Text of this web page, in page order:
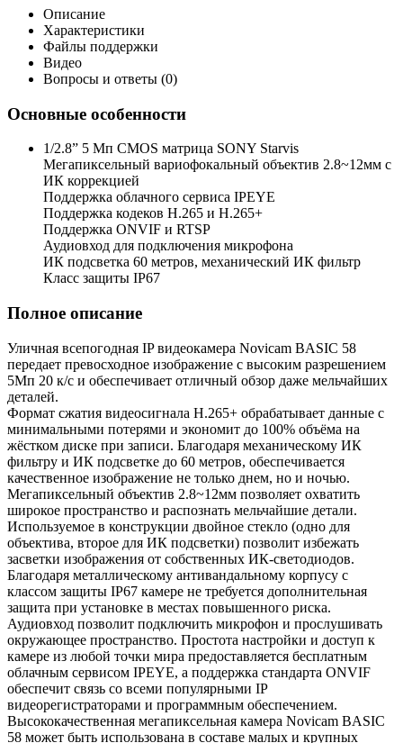
Описание
Характеристики
Файлы поддержки
Видео
Вопросы и ответы (0)
Основные особенности
1/2.8” 5 Мп CMOS матрица SONY Starvis
Мегапиксельный вариофокальный объектив 2.8~12мм c
ИК коррекцией
Поддержка облачного сервиса IPEYE
Поддержка кодеков H.265 и H.265+
Поддержка ONVIF и RTSP
Аудиовход для подключения микрофона
ИК подсветка 60 метров, механический ИК фильтр
Класс защиты IP67
Полное описание
Уличная всепогодная IP видеокамера Novicam BASIC 58
передает превосходное изображение с высоким разрешением
5Мп 20 к/с и обеспечивает отличный обзор даже мельчайших
деталей.
Формат сжатия видеосигнала H.265+ обрабатывает данные с
минимальными потерями и экономит до 100% объёма на
жёстком диске при записи. Благодаря механическому ИК
фильтру и ИК подсветке до 60 метров, обеспечивается
качественное изображение не только днем, но и ночью.
Мегапиксельный объектив 2.8~12мм позволяет охватить
широкое пространство и распознать мельчайшие детали.
Используемое в конструкции двойное стекло (одно для
объектива, второе для ИК подсветки) позволит избежать
засветки изображения от собственных ИК-светодиодов.
Благодаря металлическому антивандальному корпусу с
классом защиты IP67 камере не требуется дополнительная
защита при установке в местах повышенного риска.
Аудиовход позволит подключить микрофон и прослушивать
окружающее пространство. Простота настройки и доступ к
камере из любой точки мира предоставляется бесплатным
облачным сервисом IPEYE, а поддержка стандарта ONVIF
обеспечит связь со всеми популярными IP
видеорегистраторами и программным обеспечением.
Высококачественная мегапиксельная камера Novicam BASIC
58 может быть использована в составе малых и крупных